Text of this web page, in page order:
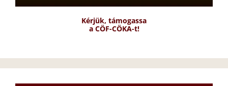
Kérjük, támogassa
a CÖF-CÖKA-t!